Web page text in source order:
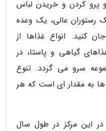
پرو کردن و خریدن لباس
رستوران عالی، یک وعده
کنید. انواع غذاها از
گیاهی و پاستا، در
سرو می گردد. تنوع
به مقدار ای است که هر
در این مرکز در طول سال